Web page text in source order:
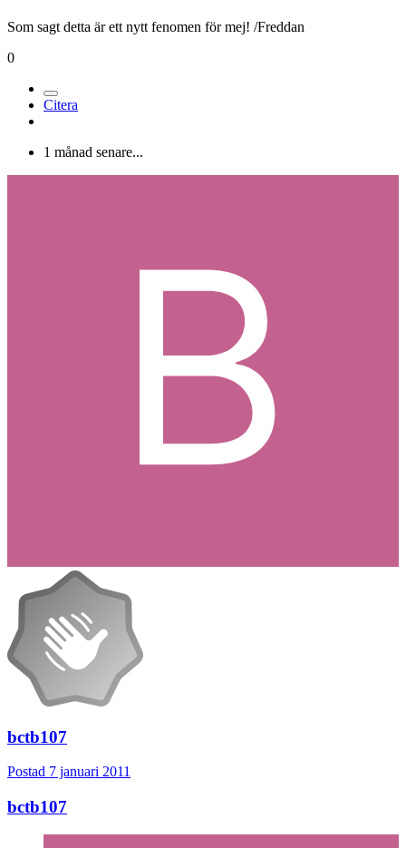
Som sagt detta är ett nytt fenomen för mej! /Freddan
0
Citera
1 månad senare...
bctb107
Postad 7 januari 2011
bctb107